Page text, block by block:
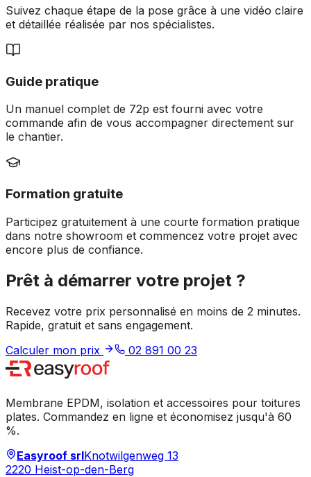
Suivez chaque étape de la pose grâce à une vidéo claire
et détaillée réalisée par nos spécialistes.
Guide pratique
Un manuel complet de 72p est fourni avec votre
commande afin de vous accompagner directement sur
le chantier.
Formation gratuite
Participez gratuitement à une courte formation pratique
dans notre showroom et commencez votre projet avec
encore plus de confiance.
Prêt à démarrer votre projet ?
Recevez votre prix personnalisé en moins de 2 minutes.
Rapide, gratuit et sans engagement.
Calculer mon prix
02 891 00 23
Membrane EPDM, isolation et accessoires pour toitures
plates. Commandez en ligne et économisez jusqu'à 60
%.
Easyroof srlKnotwilgenweg 13
2220 Heist-op-den-Berg